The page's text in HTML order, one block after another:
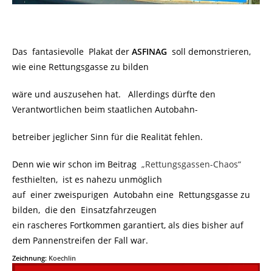
Das fantasievolle Plakat der ASFINAG soll demonstrieren,
wie eine Rettungsgasse zu bilden
wäre und auszusehen hat. Allerdings dürfte den
Verantwortlichen beim staatlichen Autobahn-
betreiber jeglicher Sinn für die Realität fehlen.
Denn wie wir schon im Beitrag „Rettungsgassen-Chaos“
festhielten, ist es nahezu unmöglich
auf einer zweispurigen Autobahn eine Rettungsgasse zu
bilden, die den Einsatzfahrzeugen
ein rascheres Fortkommen garantiert, als dies bisher auf
dem Pannenstreifen der Fall war.
Zeichnung: Koechlin